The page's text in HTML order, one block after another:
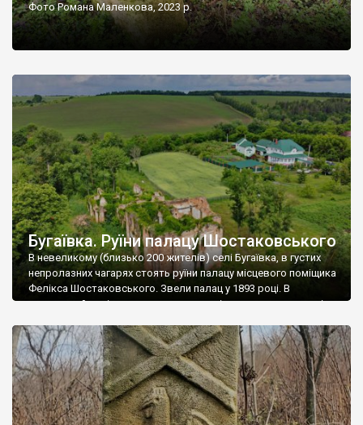
Фото Романа Маленкова, 2023 р.
Бугаївка. Руїни палацу Шостаковського
В невеликому (близько 200 жителів) селі Бугаївка, в густих
непролазних чагарях стоять руїни палацу місцевого поміщика
Фелікса Шостаковського. Звели палац у 1893 році. В
радянський період у ньому спочатку містилася школа, потім
століття тут розмістили туберкульозну лікарню. Коли із
палацу виїхала лікарня – ми точно не […]